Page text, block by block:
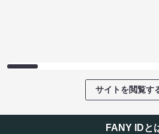
サイトを閲覧す
FANY IDと